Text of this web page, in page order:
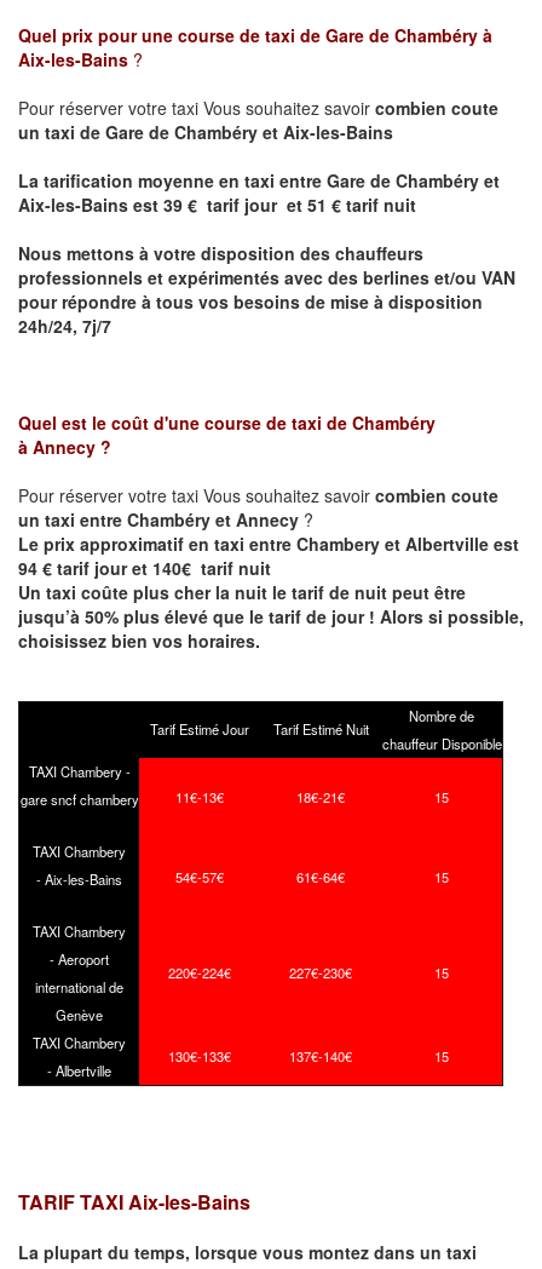
Quel prix pour une course de taxi de Gare de Chambéry à
Aix-les-Bains ?
Pour réserver votre taxi Vous souhaitez savoir combien coute
un taxi de Gare de Chambéry et Aix-les-Bains
La tarification moyenne en taxi entre Gare de Chambéry et
Aix-les-Bains est 39 € tarif jour et 51 € tarif nuit
Nous mettons à votre disposition des chauffeurs
professionnels et expérimentés avec des berlines et/ou VAN
pour répondre à tous vos besoins de mise à disposition
24h/24, 7j/7
Quel est le coût d'une course de taxi de Chambéry
à Annecy ?
Pour réserver votre taxi Vous souhaitez savoir combien coute
un taxi entre Chambéry et Annecy ?
Le prix approximatif en taxi entre Chambery et Albertville est
94 € tarif jour et 140€ tarif nuit
Un taxi coûte plus cher la nuit le tarif de nuit peut être
jusqu’à 50% plus élevé que le tarif de jour ! Alors si possible,
choisissez bien vos horaires.
Tarif Estimé Jour Tarif Estimé Nuit
Nombre de
chauffeur Disponible
TAXI Chambery -
gare sncf chambery
11€-13€ 18€-21€ 15
TAXI Chambery
- Aix-les-Bains
54€-57€ 61€-64€ 15
TAXI Chambery
- Aeroport
international de
Genève
220€-224€ 227€-230€ 15
TAXI Chambery
- Albertville
130€-133€ 137€-140€ 15
TARIF TAXI Aix-les-Bains
La plupart du temps, lorsque vous montez dans un taxi